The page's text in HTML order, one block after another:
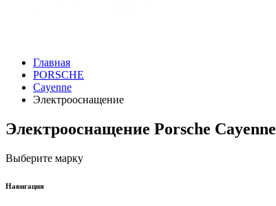
Главная
PORSCHE
Cayenne
Электрооснащение
Электрооснащение Porsche Cayenne
Выберите марку
Навигация